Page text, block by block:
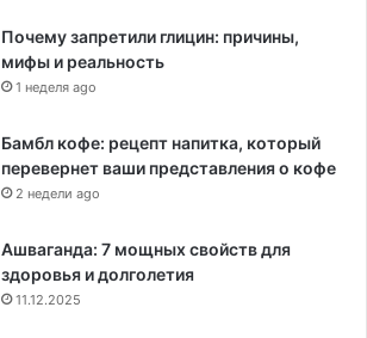
Почему запретили глицин: причины,
мифы и реальность
1 неделя ago
Бамбл кофе: рецепт напитка, который
перевернет ваши представления о кофе
2 недели ago
Ашваганда: 7 мощных свойств для
здоровья и долголетия
11.12.2025